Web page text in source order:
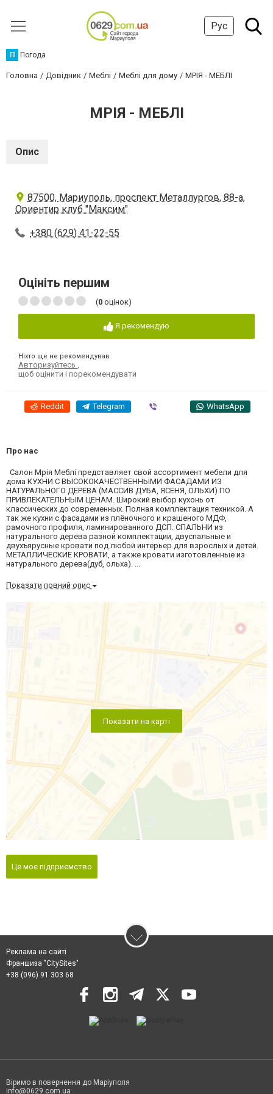
Рус
П Погода
Головна Довідник Меблі Меблі для дому МРІЯ - МЕБЛІ
МРІЯ - МЕБЛІ
Опис
87500, Мариуполь, проспект Металлургов, 88-а,
Ориентир клуб "Максим"
+380 (629) 41-22-55
Оцініть першим
(0 оцінок)
Я рекомендую
Ніхто ще не рекомендував
Авторизуйтесь
щоб оцінити і порекомендувати
Reddit Telegram WhatsApp
Про нас
Салон Мрія Меблі представляет свой ассортимент мебели для
дома КУХНИ С ВЫСОКОКАЧЕСТВЕННЫМИ ФАСАДАМИ ИЗ
НАТУРАЛЬНОГО ДЕРЕВА (МАССИВ ДУБА, ЯСЕНЯ, ОЛЬХИ) ПО
ПРИВЛЕКАТЕЛЬНЫМ ЦЕНАМ. Широкий выбор кухонь от
классических до современных. Полная комплектация техникой. А
так же кухни с фасадами из плёночного и крашеного МДФ,
рамочного профиля, ламинированного ДСП. СПАЛЬНИ из
натурального дерева разной комплектации, двуспальные и
двухъярусные кровати под любой интерьер для взрослых и детей.
МЕТАЛЛИЧЕСКИЕ КРОВАТИ, а также кровати изготовленные из
натурального дерева(дуб, ольха). ...
Показати повний опис
Показати на карті
Це моє підприємство
Реклама на сайті
Франшиза "CitySites"
+38 (096) 91 303 68
Віримо в повернення до Маріуполя
info@0629.com.ua